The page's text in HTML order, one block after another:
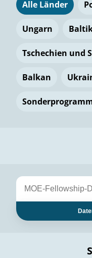
Alle Länder
Ungarn
Tschechien und
Balkan